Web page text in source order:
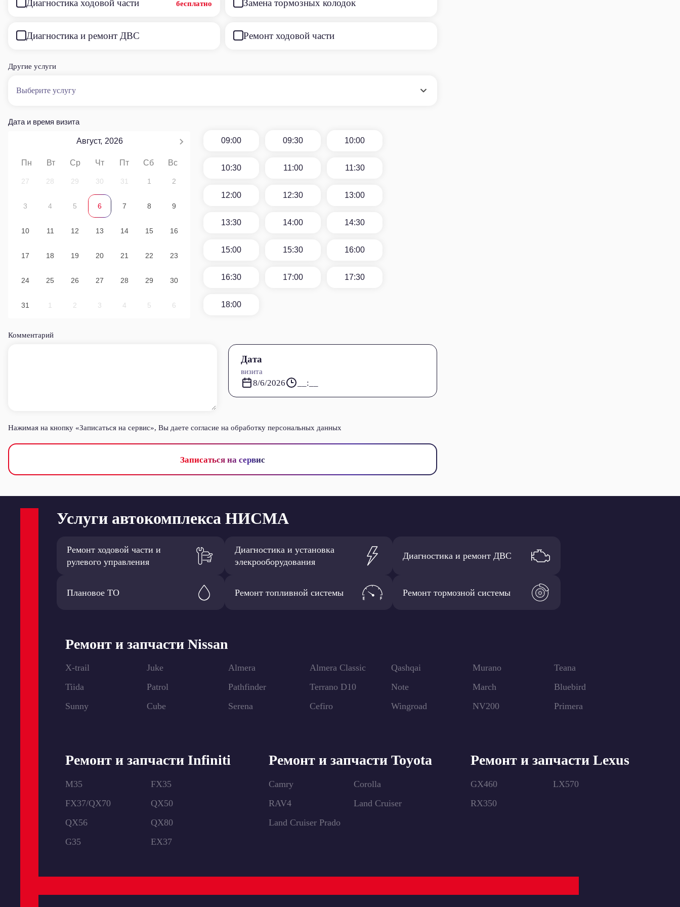
Диагностика ходовой части бесплатно Замена тормозных колодок
Диагностика и ремонт ДВС Ремонт ходовой части
Другие услуги
Выберите услугу
Дата и время визита
Август, 2026
Пн Вт Ср Чт Пт Сб Вс
27 28 29 30 31 1 2
3 4 5 6 7 8 9
10 11 12 13 14 15 16
17 18 19 20 21 22 23
24 25 26 27 28 29 30
31 1 2 3 4 5 6
09:00 09:30 10:00
10:30 11:00 11:30
12:00 12:30 13:00
13:30 14:00 14:30
15:00 15:30 16:00
16:30 17:00 17:30
18:00
Комментарий
Дата
визита
8/6/2026 __:__
Нажимая на кнопку «Записаться на сервис», Вы даете согласие на обработку персональных данных
Записаться на сервис
Услуги автокомплекса НИСМА
Ремонт ходовой части и
рулевого управления
Диагностика и установка
элекрооборудования
Диагностика и ремонт ДВС
Плановое ТО Ремонт топливной системы Ремонт тормозной системы
Ремонт и запчасти Nissan
X-trail Juke Almera Almera Classic Qashqai Murano
Teana
Tiida
Patrol Pathfinder Terrano D10 Note March
Bluebird
Sunny
Cube Serena Cefiro Wingroad NV200 Primera
Ремонт и запчасти Infiniti
M35
FX35
FX37/QX70
QX50
QX56
QX80
G35
EX37
Ремонт и запчасти Toyota
Camry
Corolla
RAV4
Land Cruiser
Land Cruiser Prado
Ремонт и запчасти Lexus
GX460
LX570
RX350